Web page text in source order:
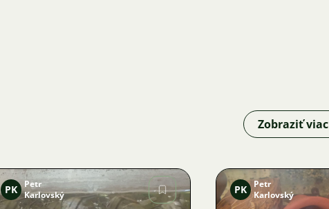
Zobraziť viac
PK
Petr
Karlovský
PK
Petr
Karlovský